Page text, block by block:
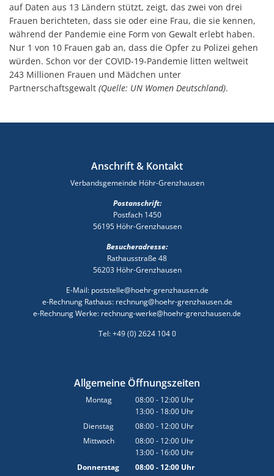
auf Daten aus 13 Ländern stützt, zeigt, das zwei von drei
Frauen berichteten, dass sie oder eine Frau, die sie kennen,
während der Pandemie eine Form von Gewalt erlebt haben.
Nur 1 von 10 Frauen gab an, dass die Opfer zu Polizei gehen
würden. Schon vor der COVID-19-Pandemie litten weltweit
243 Millionen Frauen und Mädchen unter
Partnerschaftsgewalt (Quelle: UN Women Deutschland).
Anschrift & Kontakt
Verbandsgemeinde Höhr-Grenzhausen
Postanschrift:
Postfach 1450
56195 Höhr-Grenzhausen
Besucheradresse:
Rathausstraße 48
56203 Höhr-Grenzhausen
E-Mail: poststelle@hoehr-grenzhausen.de
e-Rechnung Rathaus: rechnung@hoehr-grenzhausen.de
e-Rechnung Werke: rechnung-werke@hoehr-grenzhausen.de
Tel: +49 (0) 2624 104 0
Allgemeine Öffnungszeiten
Montag 08:00- 12:00 Uhr
Von 08:00 bis 12:00 Uhr
13:00- 18:00 Uhr
Von 13:00 bis 18:00 Uhr
Dienstag 08:00- 12:00 Uhr
Von 08:00 bis 12:00 Uhr
Mittwoch 08:00- 12:00 Uhr
Von 08:00 bis 12:00 Uhr
13:00- 16:00 Uhr
Von 13:00 bis 16:00 Uhr
Donnerstag 08:00- 12:00Uhr